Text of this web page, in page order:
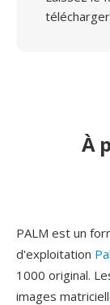
À
PALM est un
d'exploitation
1000 original.
images